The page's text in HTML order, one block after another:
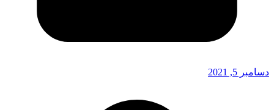
دسامبر 5, 2021